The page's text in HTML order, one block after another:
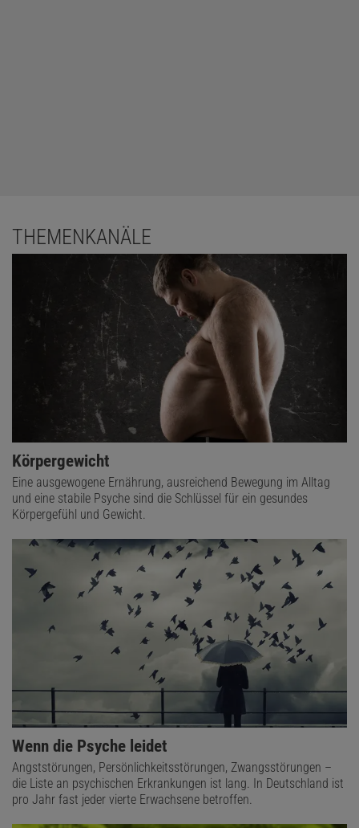
THEMENKANÄLE
Körpergewicht
Eine ausgewogene Ernährung, ausreichend Bewegung im Alltag
und eine stabile Psyche sind die Schlüssel für ein gesundes
Körpergefühl und Gewicht.
Wenn die Psyche leidet
Angststörungen, Persönlichkeitsstörungen, Zwangsstörungen –
die Liste an psychischen Erkrankungen ist lang. In Deutschland ist
pro Jahr fast jeder vierte Erwachsene betroffen.